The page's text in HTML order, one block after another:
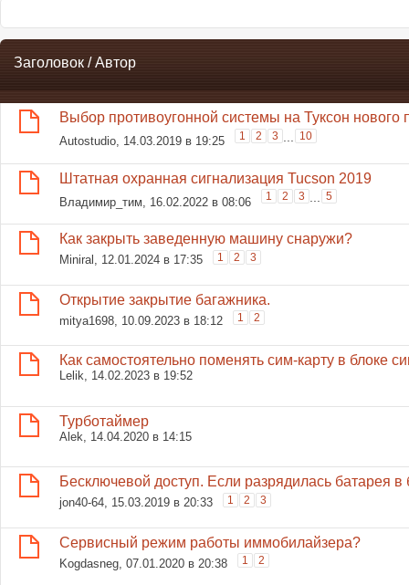
Заголовок /Автор
Выбор противоугонной системы на Туксон нового
Autostudio , 14.03.2019 в 19:25 1 2 3 10
Штатная охранная сигнализация Tucson 2019
Владимир_тим , 16.02.2022 в 08:06 1 2 3 ... 5
Как закрыть заведенную машину снаружи?
Miniral , 12.01.2024 в 17:35 1 2 3
Открытие закрытие багажника.
mitya1698 , 10.09.2023 в 18:12 1 2
Как самостоятельно поменять сим-карту в блоке
Lelik, 14.02.2023 в 19:52
Турботаймер
Alek , 14.04.2020 в 14:15
Бесключевой доступ. Если разрядилась батарея в
jon40-64 , 15.03.2019 в 20:33 1 2 3
Сервисный режим работы иммобилайзера?
Kogdasneg , 07.01.2020 в 20:38 1 2